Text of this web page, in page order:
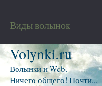
Виды волынок
Volynki.ru
Волынки и Web.
Ничего общего! Почти...